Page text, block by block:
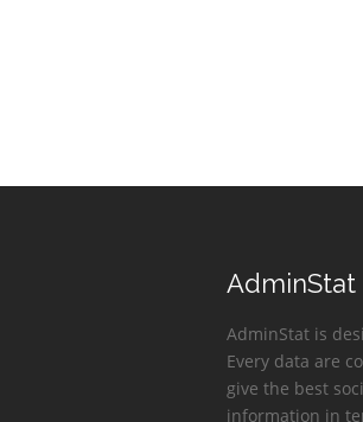
AdminStat
AdminStat is
Every data are
give the best
information in